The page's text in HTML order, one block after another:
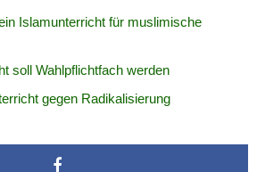
Islamunterricht für muslimische
soll Wahlpflichtfach werden
gegen Radikalisierung